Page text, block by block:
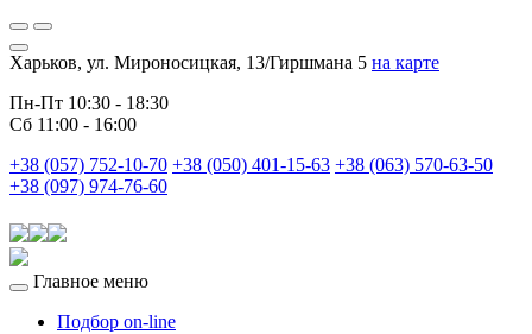
Харьков, ул. Мироносицкая, 13/Гиршмана 5 на карте
Пн-Пт 10:30 - 18:30
Сб 11:00 - 16:00
+38 (057) 752-10-70 +38 (050) 401-15-63 +38 (063) 570-63-50
+38 (097) 974-76-60
Главное меню
Подбор on-line